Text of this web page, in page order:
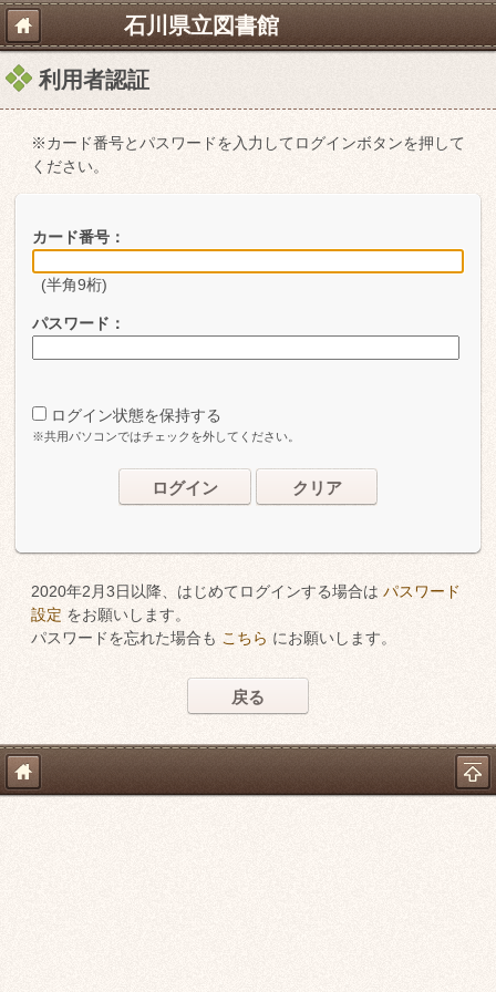
石川県立図書館
利用者認証
※カード番号とパスワードを入力してログインボタンを押して
ください。
カード番号：
(半角9桁)
パスワード：
ログイン状態を保持する
※共用パソコンではチェックを外してください。
ログイン クリア
2020年2月3日以降、はじめてログインする場合は パスワード
設定 をお願いします。
パスワードを忘れた場合も こちら にお願いします。
戻る